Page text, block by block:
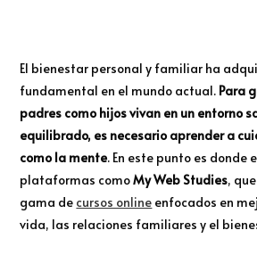
El bienestar personal y familiar ha
fundamental en el mundo actual. Para
padres como hijos vivan en un entorno
equilibrado, es necesario aprender a
como la mente. En este punto es donde
plataformas comoMy Web Studies,
gama de cursos online enfocados en
vida, las relaciones familiares y el